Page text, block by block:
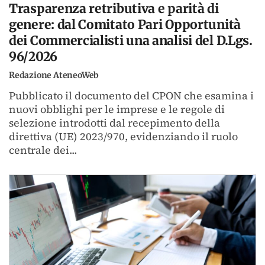
Trasparenza retributiva e parità di
genere: dal Comitato Pari Opportunità
dei Commercialisti una analisi del D.Lgs.
96/2026
Redazione AteneoWeb
Pubblicato il documento del CPON che esamina i
nuovi obblighi per le imprese e le regole di
selezione introdotti dal recepimento della
direttiva (UE) 2023/970, evidenziando il ruolo
centrale dei...